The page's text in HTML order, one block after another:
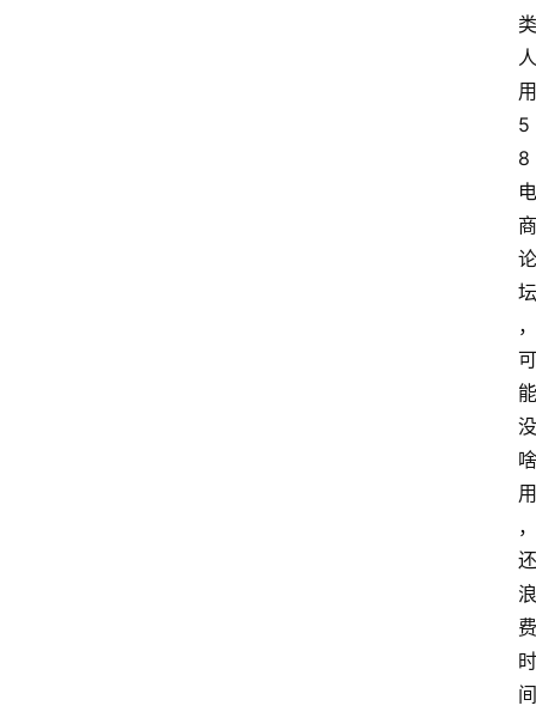
类
人
用
5
8
电
商
论
坛
，
可
能
没
啥
用
，
还
浪
费
时
间